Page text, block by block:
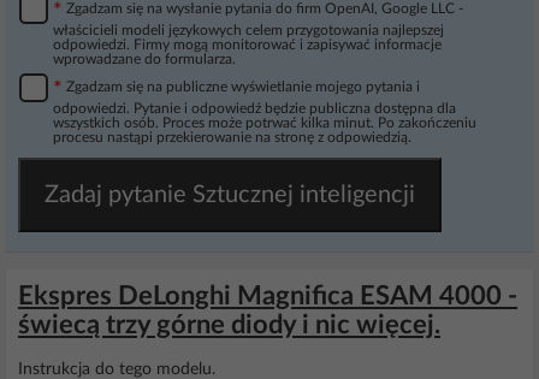
* Zgadzam się na wysłanie pytania do firm OpenAI, Google LLC -
właścicieli modeli językowych celem przygotowania najlepszej
odpowiedzi. Firmy mogą monitorować i zapisywać informacje
wprowadzane do formularza.
* Zgadzam się na publiczne wyświetlanie mojego pytania i
odpowiedzi. Pytanie i odpowiedź będzie publiczna dostępna dla
wszystkich osób. Proces może potrwać kilka minut. Po zakończeniu
procesu nastąpi przekierowanie na stronę z odpowiedzią.
Zadaj pytanie Sztucznej inteligencji
Ekspres DeLonghi Magnifica ESAM 4000 -
świecą trzy górne diody i nic więcej.
Instrukcja do tego modelu.